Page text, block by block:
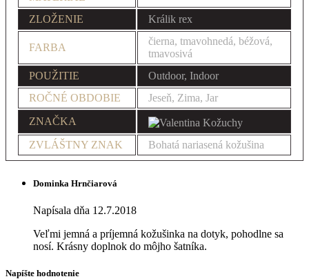
ZLOŽENIE Králik rex
FARBA
čierna, tmavohnedá, béžová,
tmavosivá
POUŽITIE
Outdoor, Indoor
ROČNÉ OBDOBIE
Jeseň, Zima, Jar
ZNAČKA
ZVLÁŠTNY ZNAK
Bohatá nariasená kožušina
Dominka Hrnčiarová
Napísala dňa 12.7.2018
Veľmi jemná a príjemná kožušinka na dotyk, pohodlne sa
nosí. Krásny doplnok do môjho šatníka.
Napíšte hodnotenie